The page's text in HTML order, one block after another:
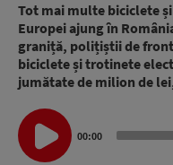
Tot mai multe biciclete
Europei ajung în
graniță, polițiștii de
biciclete și trotinete
jumătate de milion de
Audio
Player
00:00